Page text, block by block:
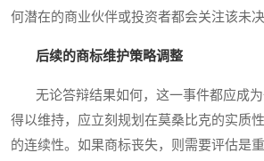
何潜在的商业伙伴或投资者都会关注该未决
后续的商标维护策略调整
无论答辩结果如何，这一事件都应成为
得以维持，应立刻规划在莫桑比克的实质
的连续性。如果商标丧失，则需要评估是